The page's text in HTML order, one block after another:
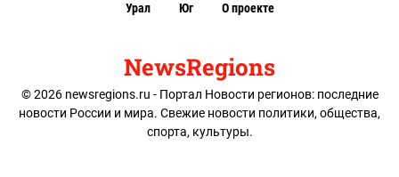
NewsRegions
© 2026 newsregions.ru - Портал Новости регионов: последние
новости России и мира. Свежие новости политики, общества,
спорта, культуры.
Урал Юг О проекте